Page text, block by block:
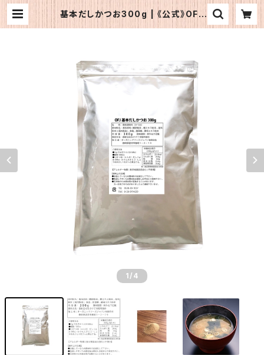
基本だしかつお300g | 《公式》OFJ
1 /4